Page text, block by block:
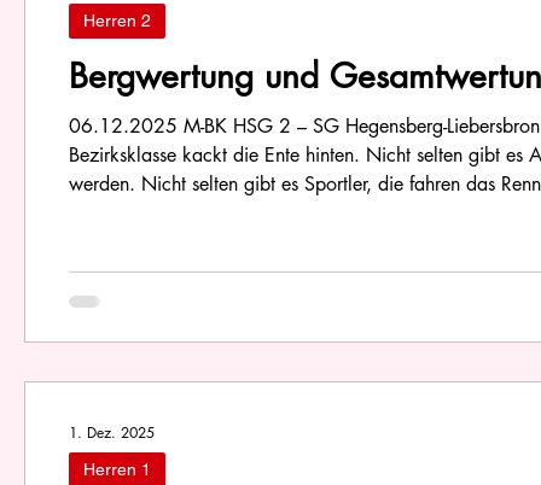
Bergwertung und
06.12.2025 M-BK HSG 2 – SG Hegensberg-
Bezirksklasse kackt die Ente hinten. Nicht selten gibt es
werden. Nicht selten gibt es Sportler, die fahren das
Herren 2
Herren 1
1. Dez. 2025